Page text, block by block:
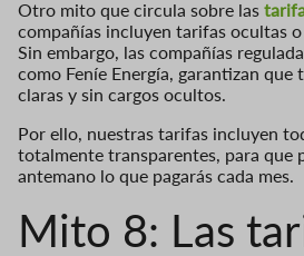
Otro mito que circula sobre las
compañías incluyen tarifas ocultas
Sin embargo, las compañías
como Feníe Energía, garantizan que
claras y sin cargos ocultos.
Por ello, nuestras tarifas incluyen
totalmente transparentes, para que
antemano lo que pagarás cada mes.
Mito 8: Las